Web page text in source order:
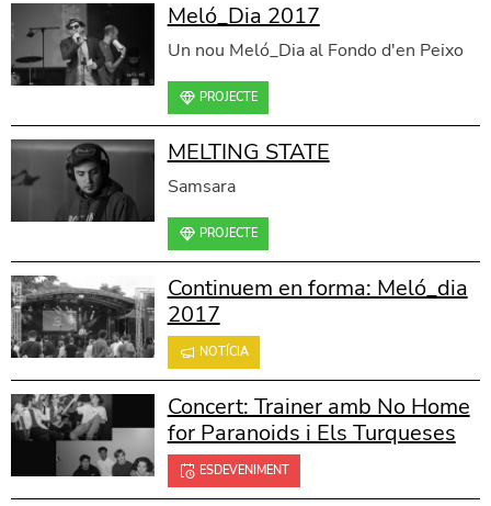
Meló_Dia 2017
Un nou Meló_Dia al Fondo d'en Peixo
PROJECTE
MELTING STATE
Samsara
PROJECTE
Continuem en forma: Meló_dia
2017
NOTÍCIA
Concert: Trainer amb No Home
for Paranoids i Els Turqueses
ESDEVENIMENT